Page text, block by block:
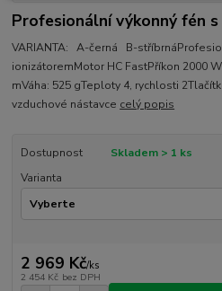
Profesionální výkonný fén
VARIANTA: A-černá B-
ionizátoremMotor HC FastPříkon 2000
mVáha: 525 gTeploty 4, rychlosti
vzduchové nástavce celý popis
Dostupnost
Skladem > 1 ks
Varianta
2 969 Kč/ks
2 454 Kč bez DPH